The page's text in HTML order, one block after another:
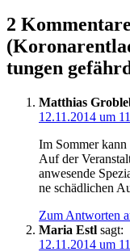
2
tun­gen
Matthias
12.11.2014 um
Im Som­mer
Auf der
anwe­sen­de
ne schäd­li­chen
Zum Antworten
Maria Estl sagt:
12.11.2014 um